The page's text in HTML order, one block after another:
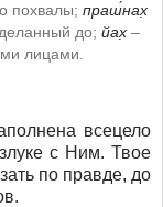
похвалы; праш́нах̣
до; йах̣ –
лицами.
всецело
с Ним. Твое
по правде, до